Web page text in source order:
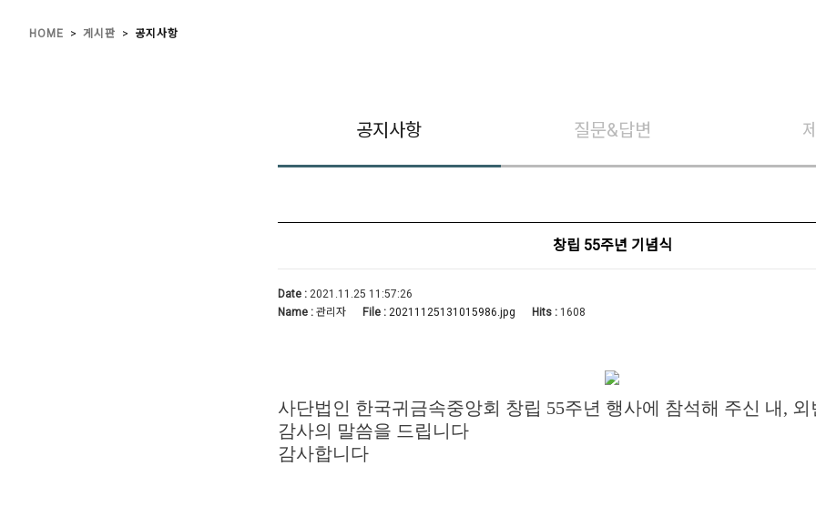
HOME > 게시판 > 공지사항
공지사항 질문&답변
창립 55주년 기념식
Date :2021.11.25 11:57:26
Name :관리자 File :20211125131015986.jpg Hits :1608
사단법인 한국귀금속중앙회 창립 55주년 행사에 참석해 주신 내, 외
감사의 말씀을 드립니다
감사합니다